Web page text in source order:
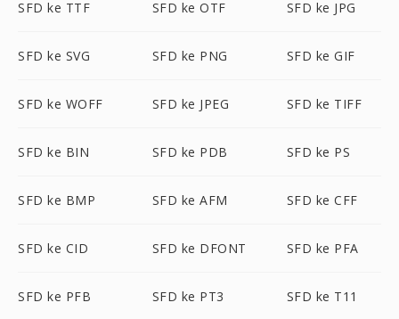
SFD ke TTF SFD ke OTF SFD ke JPG
SFD ke SVG SFD ke PNG SFD ke GIF
SFD ke WOFF SFD ke JPEG SFD ke TIFF
SFD ke BIN SFD ke PDB SFD ke PS
SFD ke BMP SFD ke AFM SFD ke CFF
SFD ke CID SFD ke DFONT SFD ke PFA
SFD ke PFB SFD ke PT3 SFD ke T11